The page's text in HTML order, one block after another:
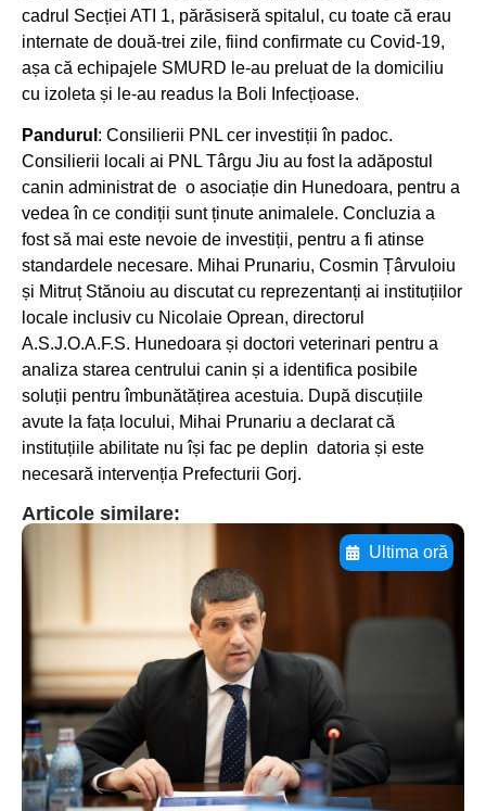
cadrul Secției ATI 1, părăsiseră spitalul, cu toate că erau
internate de două-trei zile, fiind confirmate cu Covid-19,
așa că echipajele SMURD le-au preluat de la domiciliu
cu izoleta și le-au readus la Boli Infecțioase.
Pandurul : Consilierii PNL cer investiții în padoc.
Consilierii locali ai PNL Târgu Jiu au fost la adăpostul
canin administrat de o asociație din Hunedoara, pentru a
vedea în ce condiții sunt ținute animalele. Concluzia a
fost să mai este nevoie de investiții, pentru a fi atinse
standardele necesare. Mihai Prunariu, Cosmin Țârvuloiu
și Mitruț Stănoiu au discutat cu reprezentanți ai instituțiilor
locale inclusiv cu Nicolaie Oprean, directorul
A.S.J.O.A.F.S. Hunedoara și doctori veterinari pentru a
analiza starea centrului canin și a identifica posibile
soluții pentru îmbunătățirea acestuia. După discuțiile
avute la fața locului, Mihai Prunariu a declarat că
instituțiile abilitate nu își fac pe deplin datoria și este
necesară intervenția Prefecturii Gorj.
Articole similare:
Ultima oră
Adaugă aici textul pentru
subtitluAdaugă aici
textul pentru
subtitluAdaugă aici
textul pentru
subtitluAdaugă aici
textul pentru subti